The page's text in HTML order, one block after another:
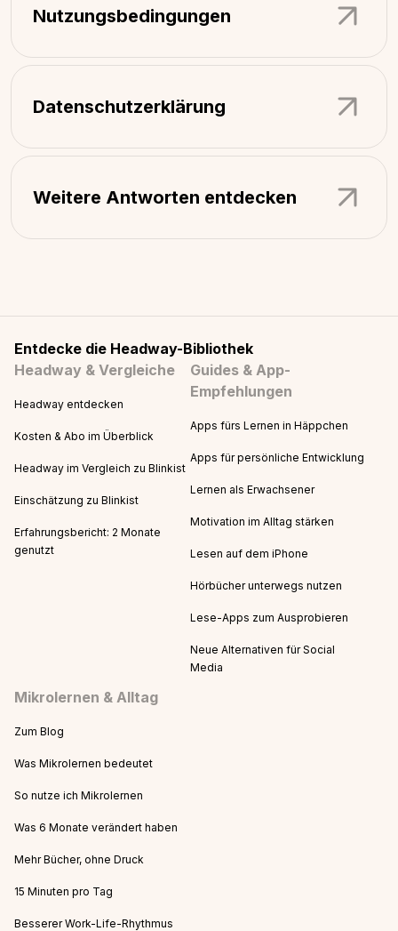
Nutzungsbedingungen
Datenschutzerklärung
Weitere Antworten entdecken
Entdecke die Headway-Bibliothek
Headway & Vergleiche
Headway entdecken
Kosten & Abo im Überblick
Headway im Vergleich zu Blinkist
Einschätzung zu Blinkist
Erfahrungsbericht: 2 Monate
genutzt
Mikrolernen & Alltag
Zum Blog
Was Mikrolernen bedeutet
So nutze ich Mikrolernen
Was 6 Monate verändert haben
Mehr Bücher, ohne Druck
15 Minuten pro Tag
Besserer Work-Life-Rhythmus
Guides & App-
Empfehlungen
Apps fürs Lernen in Häppchen
Apps für persönliche Entwicklung
Lernen als Erwachsener
Motivation im Alltag stärken
Lesen auf dem iPhone
Hörbücher unterwegs nutzen
Lese-Apps zum Ausprobieren
Neue Alternativen für Social
Media